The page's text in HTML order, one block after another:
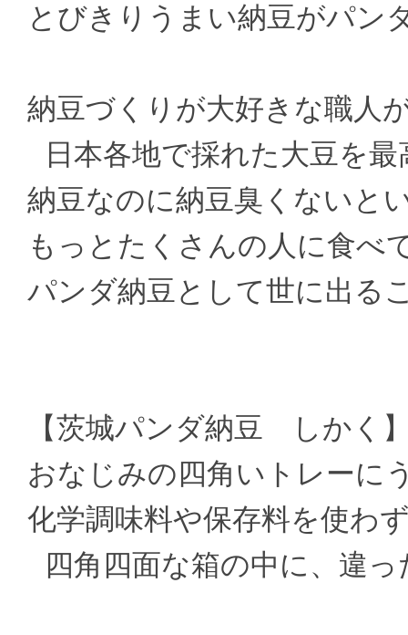
とびきりうまい納豆がパン
納豆づくりが大好きな職人
日本各地で採れた大豆を
納豆なのに納豆臭くないと
もっとたくさんの人に食べ
パンダ納豆として世に出る
【茨城パンダ納豆 しかく
おなじみの四角いトレー
化学調味料や保存料を使わ
四角四面な箱の中に、違